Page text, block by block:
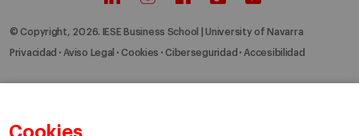
Cookies
© Copyright, 2026. IESE Business School | University of Navarra
Privacidad Aviso Legal Cookies Ciberseguridad Accesibilidad